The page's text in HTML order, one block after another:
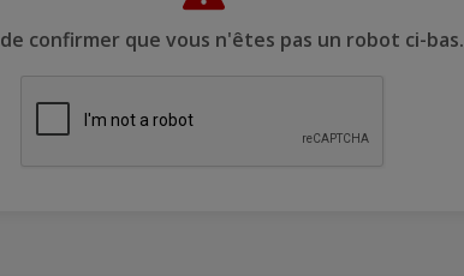
confirmer que vous n'êtes pas un robot ci-bas.